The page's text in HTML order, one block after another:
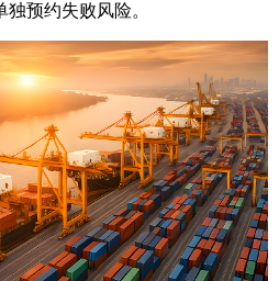
预约失败风险。